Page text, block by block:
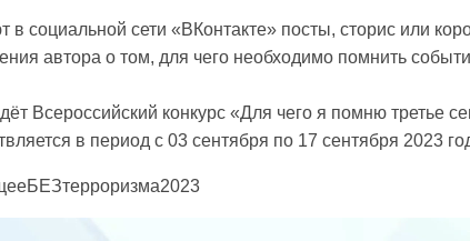
в социальной сети «ВКонтакте» посты, сторис или
автора о том, для чего необходимо помнить
Всероссийский конкурс «Для чего я помню третье
в период с 03 сентября по 17 сентября 2023